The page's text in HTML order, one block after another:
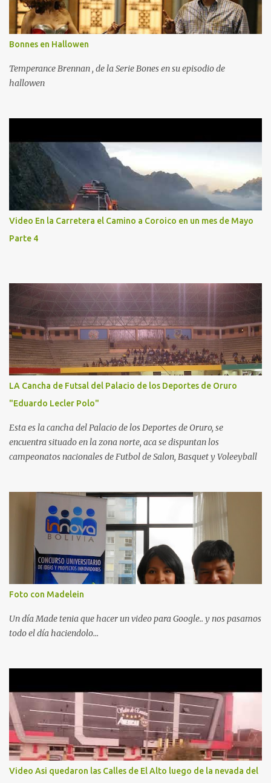
Bonnes en Hallowen
Temperance Brennan , de la Serie Bones en su episodio de
hallowen
Video En la Carretera el Camino a Coroico en un mes de Mayo
Parte 4
LA Cancha de Futsal del Palacio de los Deportes de Oruro
"Eduardo Lecler Polo"
Esta es la cancha del Palacio de los Deportes de Oruro, se
encuentra situado en la zona norte, aca se dispuntan los
campeonatos nacionales de Futbol de Salon, Basquet y Voleeyball
Foto con Madelein
Un día Made tenia que hacer un video para Google.. y nos pasamos
todo el día haciendolo...
Video Asi quedaron las Calles de El Alto luego de la nevada del